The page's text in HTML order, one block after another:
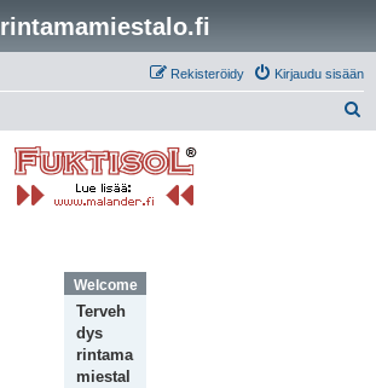
rintamamiestalo.fi
Kirjaudu sisään
Rekisteröidy
Welcome Message
Terveh
dys
rintama
miestal